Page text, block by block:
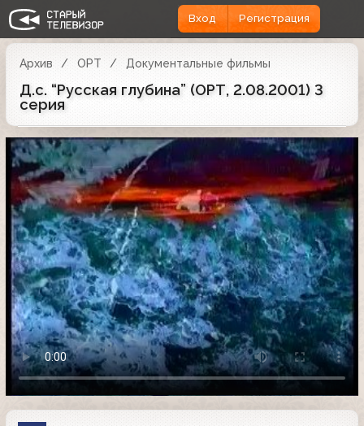
Вход Регистрация
Архив ОРТ Документальные фильмы
Д.с. “Русская глубина” (ОРТ, 2.08.2001) 3
серия